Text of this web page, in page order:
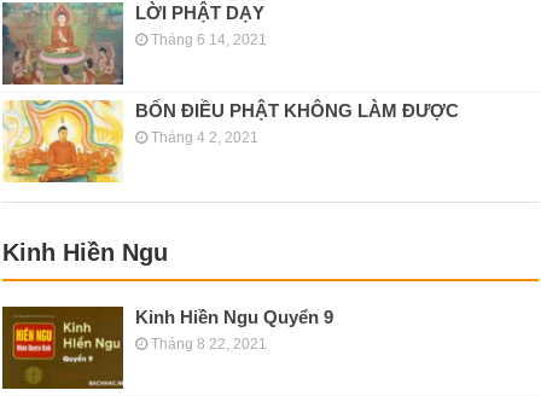
LỜI PHẬT DẠY
Tháng 6 14, 2021
BỐN ĐIỀU PHẬT KHÔNG LÀM ĐƯỢC
Tháng 4 2, 2021
Kinh Hiền Ngu
Kinh Hiền Ngu Quyển 9
Tháng 8 22, 2021